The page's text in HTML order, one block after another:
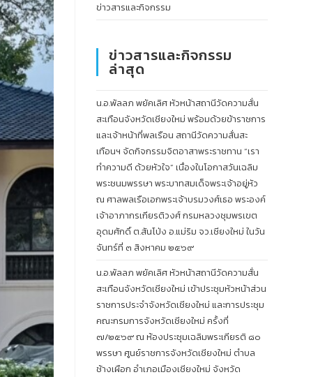
ข่าวสารและกิจกรรม
ข่าวสารและกิจกรรม
ล่าสุด
น.อ.พัลลภ พยัคเลิศ หัวหน้าสถานีวัดความสั่น
สะเทือนจังหวัดเชียงใหม่ พร้อมด้วยข้าราชการ
และเจ้าหน้าที่พลเรือน สถานีวัดความสั่นสะ
เทือนฯ จัดกิจกรรมจิตอาสาพระราชทาน “เรา
ทำความดี ด้วยหัวใจ” เนื่องในโอกาสวันเฉลิม
พระชนมพรรษา พระบาทสมเด็จพระเจ้าอยู่หัว
ณ ศาลพลเรือเอกพระเจ้าบรมวงศ์เธอ พระองค์
เจ้าอาภากรเกียรติวงศ์ กรมหลวงชุมพรเขต
อุดมศักดิ์ ต.สันโป่ง อ.แม่ริม จว.เชียงใหม่ ในวัน
จันทร์ที่ ๓ สิงหาคม ๒๕๖๙
น.อ.พัลลภ พยัคเลิศ หัวหน้าสถานีวัดความสั่น
สะเทือนจังหวัดเชียงใหม่ เข้าประชุมหัวหน้าส่วน
ราชการประจำจังหวัดเชียงใหม่ และการประชุม
คณะกรมการจังหวัดเชียงใหม่ ครั้งที่
๗/๒๕๖๙ ณ ห้องประชุมเฉลิมพระเกียรติ ๘๐
พรรษา ศูนย์ราชการจังหวัดเชียงใหม่ ตำบล
ช้างเผือก อำเภอเมืองเชียงใหม่ จังหวัด